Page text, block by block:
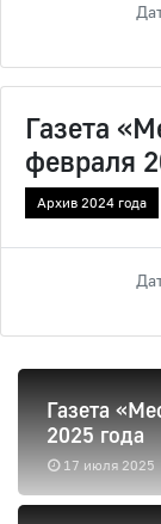
Газета
февраля
Архив 2024 года
17 июля 2025
Газета
2025 года